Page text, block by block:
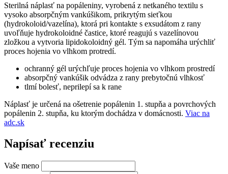
Sterilná náplasť na popáleniny, vyrobená z netkaného textilu s
vysoko absorpčným vankúšikom, prikrytým sieťkou
(hydrokoloid/vazelína), ktorá pri kontakte s exsudátom z rany
uvoľňuje hydrokoloidné častice, ktoré reagujú s vazelínovou
zložkou a vytvoria lipidokoloidný gél. Tým sa napomáha urýchliť
proces hojenia vo vlhkom protredí.
ochranný gél urýchľuje proces hojenia vo vlhkom prostredí
absorpčný vankúšik odvádza z rany prebytočnú vlhkosť
tlmí bolesť, neprilepí sa k rane
Náplasť je určená na ošetrenie popálenin 1. stupňa a povrchových
popálenin 2. stupňa, ku ktorým dochádza v domácnosti. Viac na
adc.sk
Napísať recenziu
Vaše meno